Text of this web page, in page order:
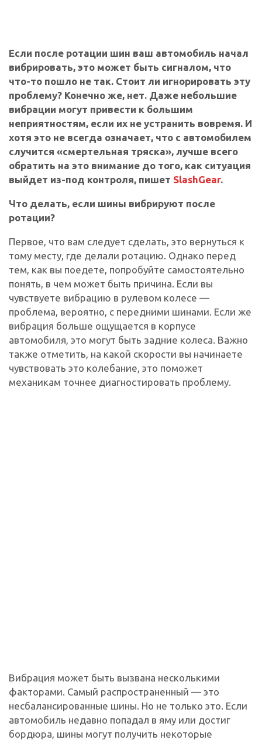
Если после ротации шин ваш автомобиль начал
вибрировать, это может быть сигналом, что
что-то пошло не так. Стоит ли игнорировать эту
проблему? Конечно же, нет. Даже небольшие
вибрации могут привести к большим
неприятностям, если их не устранить вовремя. И
хотя это не всегда означает, что с автомобилем
случится «смертельная тряска», лучше всего
обратить на это внимание до того, как ситуация
выйдет из-под контроля, пишет SlashGear.
Что делать, если шины вибрируют после
ротации?
Первое, что вам следует сделать, это вернуться к
тому месту, где делали ротацию. Однако перед
тем, как вы поедете, попробуйте самостоятельно
понять, в чем может быть причина. Если вы
чувствуете вибрацию в рулевом колесе —
проблема, вероятно, с передними шинами. Если же
вибрация больше ощущается в корпусе
автомобиля, это могут быть задние колеса. Важно
также отметить, на какой скорости вы начинаете
чувствовать это колебание, это поможет
механикам точнее диагностировать проблему.
Вибрация может быть вызвана несколькими
факторами. Самый распространенный — это
несбалансированные шины. Но не только это. Если
автомобиль недавно попадал в яму или достиг
бордюра, шины могут получить некоторые